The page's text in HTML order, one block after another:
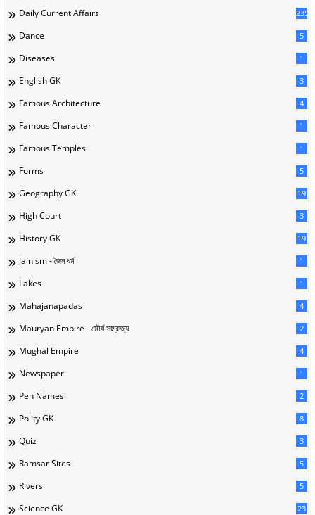
Daily Current Affairs 235
Dance 5
Diseases 1
English GK 3
Famous Architecture 4
Famous Character 1
Famous Temples 1
Forms 5
Geography GK 19
High Court 3
History GK 19
Jainism - জৈন ধর্ম 1
Lakes 1
Mahajanapadas 4
Mauryan Empire - মৌর্য সাম্রাজ্য 2
Mughal Empire 4
Newspaper 1
Pen Names 2
Polity GK 8
Quiz 3
Ramsar Sites 5
Rivers 5
Science GK 23